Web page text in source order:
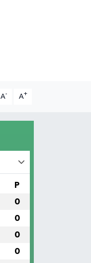
A- A+
P
0
0
0
0